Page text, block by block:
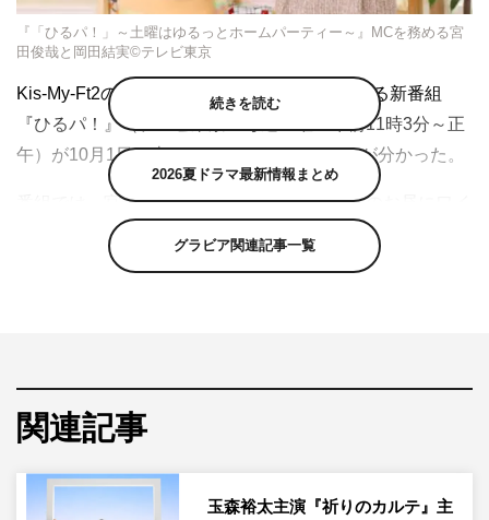
『「ひるパ！」～土曜はゆるっとホームパーティー～』MCを務める宮
田俊哉と岡田結実©テレビ東京
Kis-My-Ft2の宮田俊哉と岡田結実がMCを務める新番組
『ひるパ！』（テレビ東京 毎週土曜 午前11時3分～正
午）が10月1日（土）よりスタートすることが分かった。
番組では、宮田と岡田がゲストと共に、土曜のお昼にワイ
ワイ過ごす究極のホームパーティー“ひるパ”を開催。ゲス
トイチオシの絶品グルメを食べたり、パーティーゲームを
京アナウンサーとナナナが紹介する。
宮田俊哉、岡田結実コメント
続きを読む
2026夏ドラマ最新情報まとめ
グラビア関連記事一覧
関連記事
玉森裕太主演『祈りのカルテ』主